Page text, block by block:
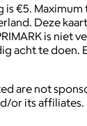
is €5.
Deze
is
acht te doen.
are not
or its